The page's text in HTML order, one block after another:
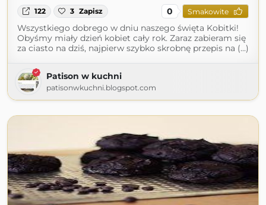
122 3 Zapisz 0 Smakowite
Wszystkiego dobrego w dniu naszego święta Kobitki!
Obyśmy miały dzień kobiet cały rok. Zaraz zabieram się
za ciasto na dziś, najpierw szybko skrobnę przepis na (...)
Patison w kuchni
patisonwkuchni.blogspot.com